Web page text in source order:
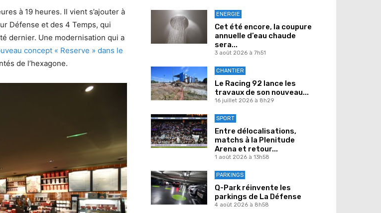
à 19 heures. Il vient s’ajouter à
Défense et des 4 Temps, qui
dernier. Une modernisation qui a
concept « Reserve » dans le
de l’hexagone.
ENERGIE
Cet été encore, la coupure
annuelle d’eau chaude
sera...
3 août 2026 à 7h51
CHANTIER
Le Racing 92 lance les
travaux de son nouveau...
16 juillet 2026 à 8h29
SPORT
Entre délocalisations,
matchs à la Plenitude
Arena et retour...
1 août 2026 à 13h58
PARKINGS
Q-Park réinvente les
parkings de La Défense
4 août 2026 à 8h58